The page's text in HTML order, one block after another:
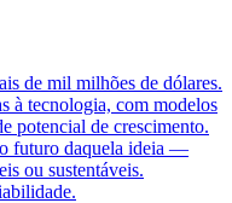
de mil milhões de dólares.
à tecnologia, com modelos
potencial de crescimento.
futuro daquela ideia —
ou sustentáveis.